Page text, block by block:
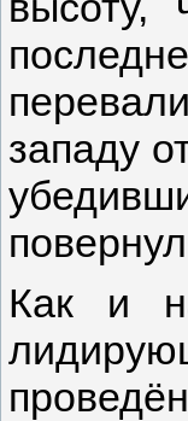
западу
Как и